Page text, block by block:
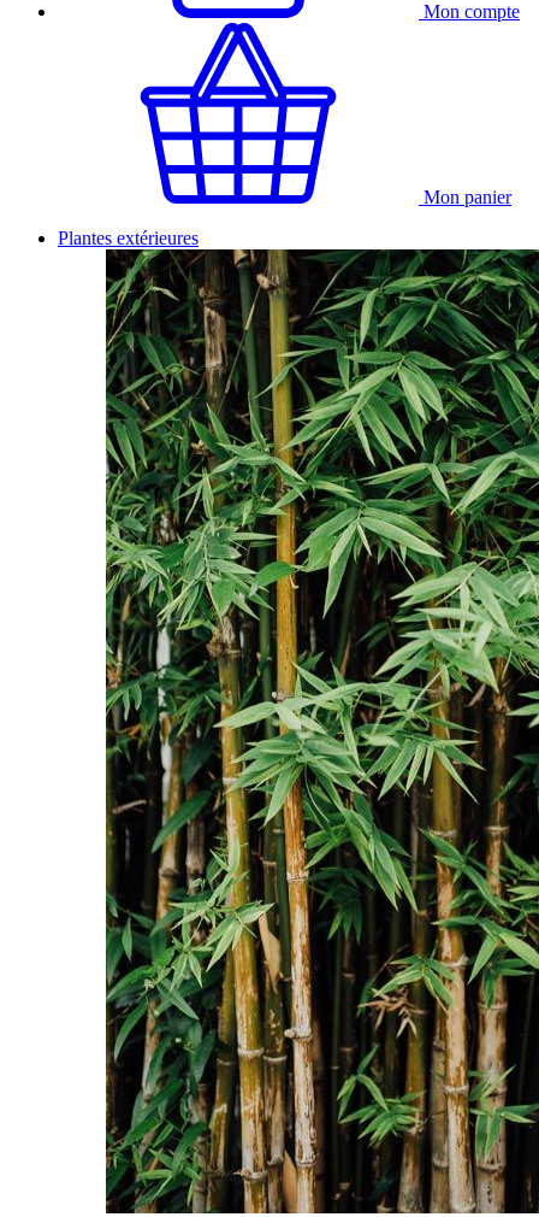
Mon compte
Mon panier
Plantes extérieures